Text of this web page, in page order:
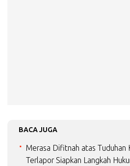
BACA JUGA
Merasa Difitnah atas Tuduhan
Terlapor Siapkan Langkah